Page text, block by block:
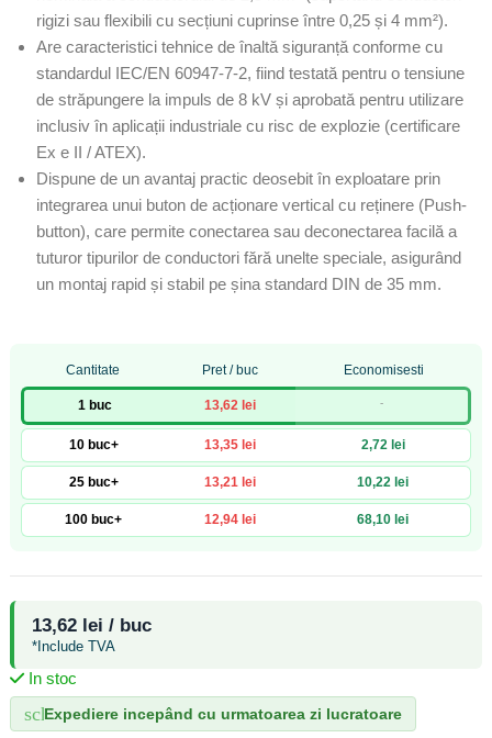
rigizi sau flexibili cu secțiuni cuprinse între 0,25 și 4 mm²).
Are caracteristici tehnice de înaltă siguranță conforme cu
standardul IEC/EN 60947-7-2, fiind testată pentru o tensiune
de străpungere la impuls de 8 kV și aprobată pentru utilizare
inclusiv în aplicații industriale cu risc de explozie (certificare
Ex e II / ATEX).
Dispune de un avantaj practic deosebit în exploatare prin
integrarea unui buton de acționare vertical cu reținere (Push-
button), care permite conectarea sau deconectarea facilă a
tuturor tipurilor de conductori fără unelte speciale, asigurând
un montaj rapid și stabil pe șina standard DIN de 35 mm.
Cantitate Pret / buc Economisesti
1 buc 13,62 lei -
10 buc+ 13,35 lei 2,72 lei
25 buc+ 13,21 lei 10,22 lei
100 buc+ 12,94 lei 68,10 lei
13,62 lei / buc
*Include TVA
In stoc
schedule
Expediere incepând cu urmatoarea zi lucratoare